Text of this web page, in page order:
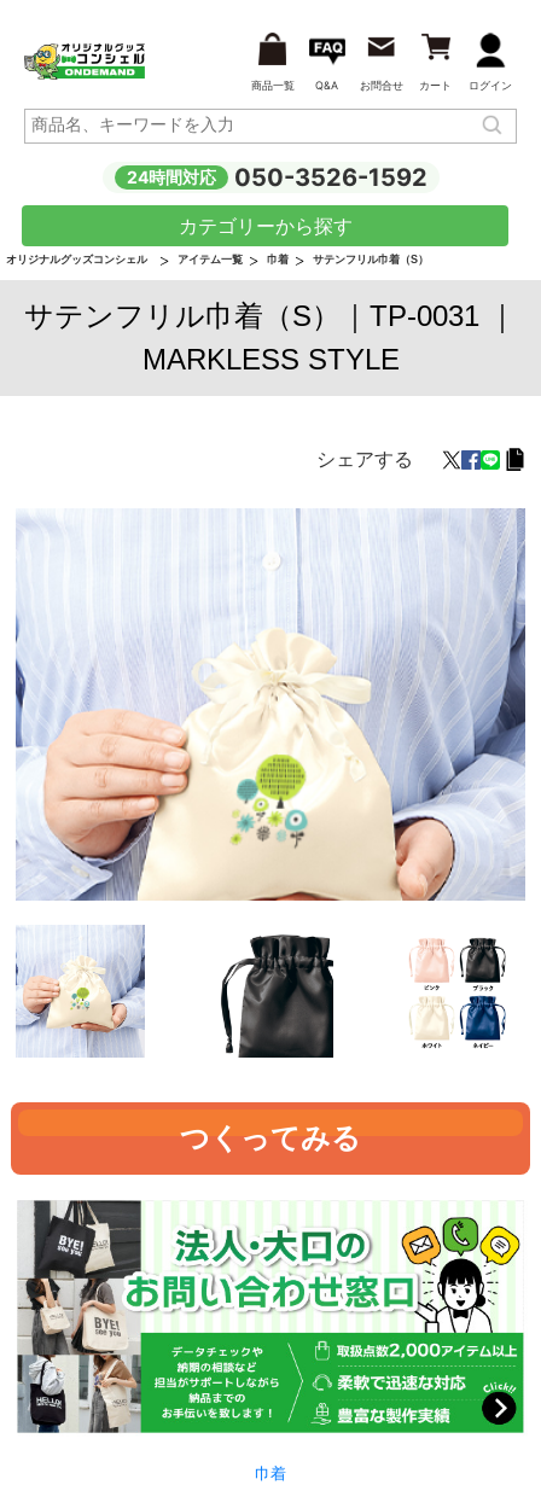
商品一覧 Q&A お問合せ カート ログイン
24時間対応 050-3526-1592
カテゴリーから探す
オリジナルグッズコンシェル アイテム一覧 巾着 サテンフリル巾着（S）
サテンフリル巾着（S）｜TP-0031 ｜
MARKLESS STYLE
シェアする
つくってみる
巾着